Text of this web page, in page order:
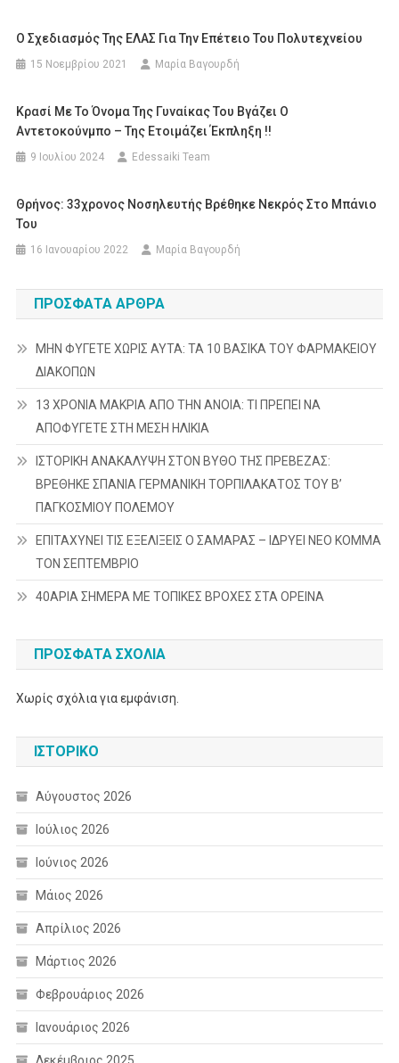
Ο Σχεδιασμός Της ΕΛΑΣ Για Την Επέτειο Του Πολυτεχνείου
15 Νοεμβρίου 2021 Μαρία Βαγουρδή
Κρασί Με Το Όνομα Της Γυναίκας Του Βγάζει Ο
Αντετοκούνμπο – Της Ετοιμάζει Έκπληξη !!
9 Ιουλίου 2024 Edessaiki Team
Θρήνος: 33χρονος Νοσηλευτής Βρέθηκε Νεκρός Στο Μπάνιο
Του
16 Ιανουαρίου 2022 Μαρία Βαγουρδή
ΠΡΌΣΦΑΤΑ ΆΡΘΡΑ
ΜΗΝ ΦΥΓΕΤΕ ΧΩΡΙΣ ΑΥΤΑ: ΤΑ 10 ΒΑΣΙΚΑ ΤΟΥ ΦΑΡΜΑΚΕΙΟΥ
ΔΙΑΚΟΠΩΝ
13 ΧΡΟΝΙΑ ΜΑΚΡΙΑ ΑΠΟ ΤΗΝ ΑΝΟΙΑ: ΤΙ ΠΡΕΠΕΙ ΝΑ
ΑΠΟΦΥΓΕΤΕ ΣΤΗ ΜΕΣΗ ΗΛΙΚΙΑ
ΙΣΤΟΡΙΚΗ ΑΝΑΚΑΛΥΨΗ ΣΤΟΝ ΒΥΘΟ ΤΗΣ ΠΡΕΒΕΖΑΣ:
ΒΡΕΘΗΚΕ ΣΠΑΝΙΑ ΓΕΡΜΑΝΙΚΗ ΤΟΡΠΙΛΑΚΑΤΟΣ ΤΟΥ Β’
ΠΑΓΚΟΣΜΙΟΥ ΠΟΛΕΜΟΥ
ΕΠΙΤΑΧΥΝΕΙ ΤΙΣ ΕΞΕΛΙΞΕΙΣ Ο ΣΑΜΑΡΑΣ – ΙΔΡΥΕΙ ΝΕΟ ΚΟΜΜΑ
ΤΟΝ ΣΕΠΤΕΜΒΡΙΟ
40ΑΡΙΑ ΣΗΜΕΡΑ ΜΕ ΤΟΠΙΚΕΣ ΒΡΟΧΕΣ ΣΤΑ ΟΡΕΙΝΑ
ΠΡΌΣΦΑΤΑ ΣΧΌΛΙΑ
Χωρίς σχόλια για εμφάνιση.
ΙΣΤΟΡΙΚΌ
Αύγουστος 2026
Ιούλιος 2026
Ιούνιος 2026
Μάιος 2026
Απρίλιος 2026
Μάρτιος 2026
Φεβρουάριος 2026
Ιανουάριος 2026